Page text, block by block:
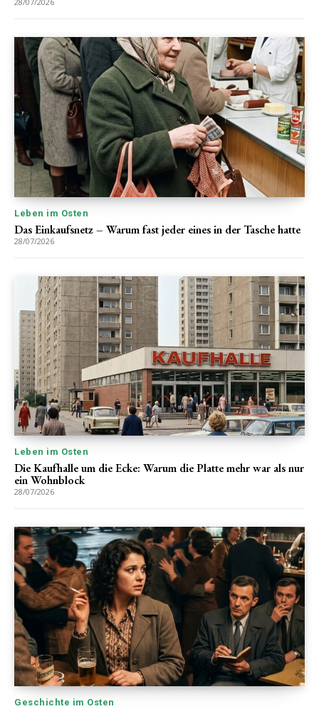
Leben im Osten
Das Einkaufsnetz – Warum fast jeder eines in der Tasche hatte
28/07/2026
Leben im Osten
Die Kaufhalle um die Ecke: Warum die Platte mehr war als nur
ein Wohnblock
28/07/2026
Geschichte im Osten